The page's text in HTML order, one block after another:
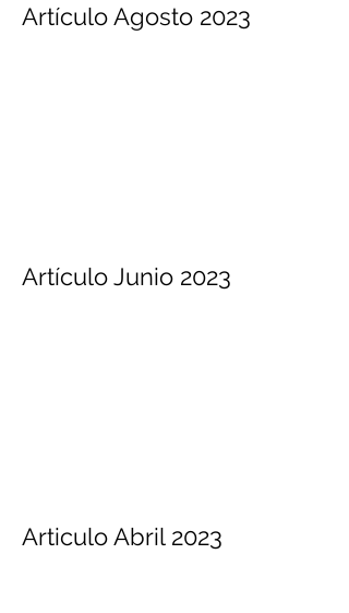
Artículo Agosto 2023
Artículo Junio 2023
Articulo Abril 2023